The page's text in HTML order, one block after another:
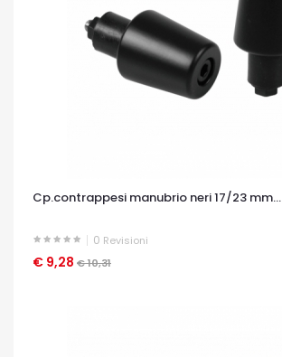
Cp.contrappesi manubrio neri 17/23 mm...
0 Revisioni
€ 9,28 € 10,31
OCCHIATA VELOCE